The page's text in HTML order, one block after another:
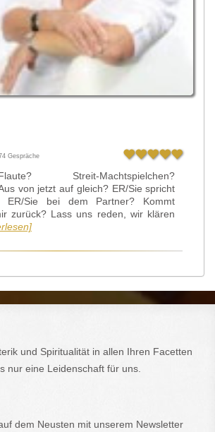
Gespräche
Flaute? Streit-Machtspielchen?
von jetzt auf gleich? ER/Sie spricht
ER/Sie bei dem Partner? Kommt
zurück? Lass uns reden, wir klären
und Spiritualität in allen Ihren Facetten
nur eine Leidenschaft für uns.
dem Neusten mit unserem Newsletter